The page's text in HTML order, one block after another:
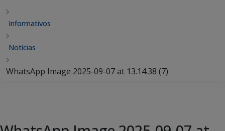
Informativos
Notícias
WhatsApp Image 2025-09-07 at 13.14.38 (7)